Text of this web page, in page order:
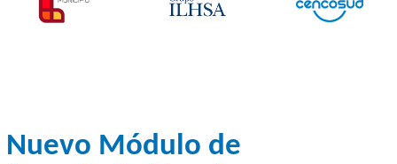
Nuevo Módulo de